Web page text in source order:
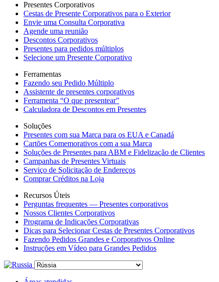
Presentes Corporativos
Cestas de Presente Corporativos para o Exterior
Envie uma Consulta Corporativa
Agende uma reunião
Descontos Corporativos
Presentes para pedidos múltiplos
Selecione um Presente Corporativo
Ferramentas
Fazendo seu Pedido Múltiplo
Assistente de presentes corporativos
Ferramenta “O que presentear”
Calculadora de Descontos em Presentes
Soluções
Presentes com sua Marca para os EUA e Canadá
Cartões Comemorativos com a sua Marca
Soluções de Presentes para ABM e Fidelização de Clientes
Campanhas de Presentes Virtuais
Serviço de Solicitação de Endereços
Comprar Créditos na Loja
Recursos Úteis
Perguntas frequentes — Presentes corporativos
Nossos Clientes Corporativos
Programa de Indicações Corporativas
Dicas para Selecionar Cestas de Presentes Corporativos
Fazendo Pedidos Grandes e Corporativos Online
Instruções em Vídeo para Grandes Pedidos